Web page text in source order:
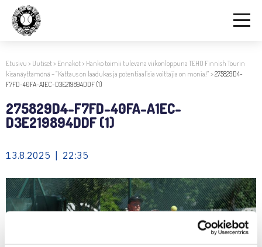
Etusivu > Uutiset> Ennakot> Hanko toimii tulevana viikonloppuna TEHO Finnish Tourin
kisanäyttämönä – ”Kattaus on laadukas ja potentiaalisia voittajia on monia!” >275829D4-
F7FD-40FA-A1EC-D3E219894DDF (1)
275829D4-F7FD-40FA-A1EC-
D3E219894DDF (1)
13.8.2025 | 22:35